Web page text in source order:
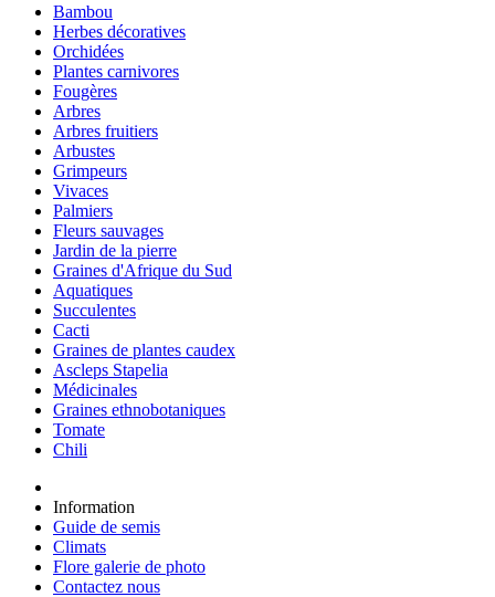
Bambou
Herbes décoratives
Orchidées
Plantes carnivores
Fougères
Arbres
Arbres fruitiers
Arbustes
Grimpeurs
Vivaces
Palmiers
Fleurs sauvages
Jardin de la pierre
Graines d'Afrique du Sud
Aquatiques
Succulentes
Cacti
Graines de plantes caudex
Ascleps Stapelia
Médicinales
Graines ethnobotaniques
Tomate
Chili
Information
Guide de semis
Climats
Flore galerie de photo
Contactez nous